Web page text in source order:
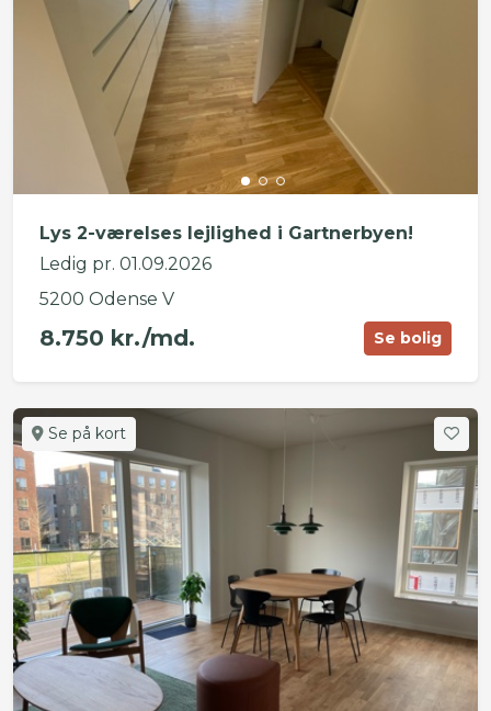
Lys 2-værelses lejlighed i Gartnerbyen!
Ledig pr. 01.09.2026
5200 Odense V
8.750 kr./md. Se bolig
Se på kort